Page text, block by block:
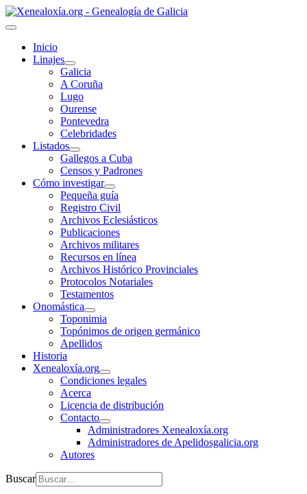
Inicio
Linajes
Galicia
A Coruña
Lugo
Ourense
Pontevedra
Celebridades
Listados
Gallegos a Cuba
Censos y Padrones
Cómo investigar
Pequeña guía
Registro Civil
Archivos Eclesiásticos
Publicaciones
Archivos militares
Recursos en línea
Archivos Histórico Provinciales
Protocolos Notariales
Testamentos
Onomástica
Toponimia
Topónimos de origen germánico
Apellidos
Historia
Xenealoxía.org
Condiciones legales
Acerca
Licencia de distribución
Contacto
Administradores Xenealoxía.org
Administradores de Apelidosgalicia.org
Autores
Buscar